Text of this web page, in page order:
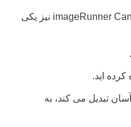
دستگاه های فتوکپی حرفه ای imageRunner Canon نیز یکی
کرده اید.
تبدیل می کند، به